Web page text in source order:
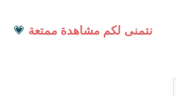
نتمنى لكم مشاهدة ممتعة 💗